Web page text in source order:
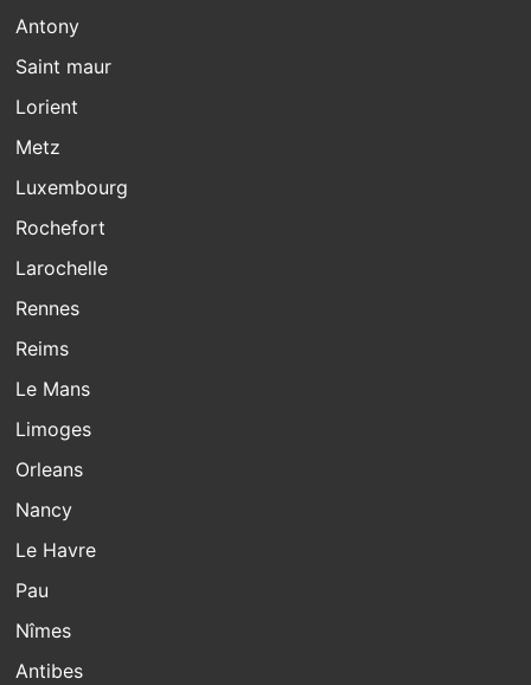
Antony
Saint maur
Lorient
Metz
Luxembourg
Rochefort
Larochelle
Rennes
Reims
Le Mans
Limoges
Orleans
Nancy
Le Havre
Pau
Nîmes
Antibes